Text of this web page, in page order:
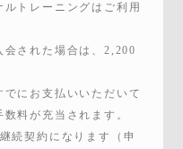
トレーニングはご利用
された場合は、2,200
にお支払いいただいて
料が充当されます。
続契約になります（申